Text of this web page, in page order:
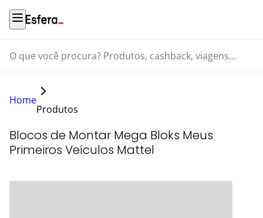
O que você procura? Produtos, cashback, viagens...
Home
Produtos
Blocos de Montar Mega Bloks Meus
Primeiros Veículos Mattel